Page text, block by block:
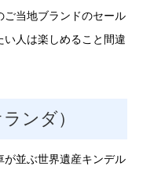
ご当地ブランドのセール
人は楽しめること間違
ンダ）
が並ぶ世界遺産キンデル